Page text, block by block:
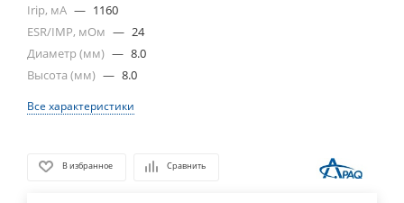
Irip, мА — 1160
ESR/IMP, мОм — 24
Диаметр (мм) — 8.0
Высота (мм) — 8.0
Все характеристики
В избранное Сравнить